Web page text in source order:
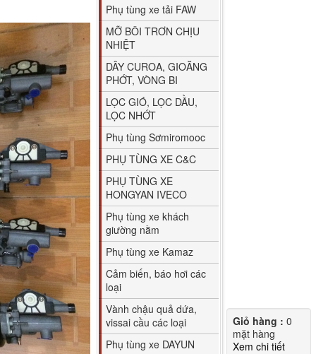
Phụ tùng xe tải FAW
MỠ BÔI TRƠN CHỊU
NHIỆT
DÂY CUROA, GIOĂNG
PHỚT, VÒNG BI
LỌC GIÓ, LỌC DẦU,
LỌC NHỚT
Phụ tùng Sơmiromooc
PHỤ TÙNG XE C&C
PHỤ TÙNG XE
HONGYAN IVECO
Phụ tùng xe khách
giường nằm
Phụ tùng xe Kamaz
Cảm biến, báo hơi các
loại
Vành chậu quả dứa,
vissai cầu các loại
Phụ tùng xe DAYUN
Giỏ hàng : 0
mặt hàng
Xem chi tiết